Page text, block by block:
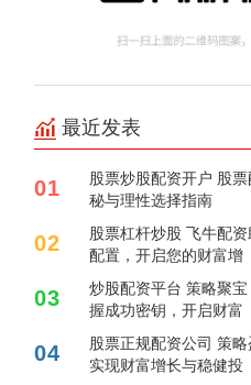
最近发表
01
股票炒股配资开户 股
秘与理性选择指南
02
股票杠杆炒股 飞牛配
配置，开启您的财富增
03
炒股配资平台 策略聚
握成功密钥，开启财富
04
股票正规配资公司 策
实现财富增长与稳健投